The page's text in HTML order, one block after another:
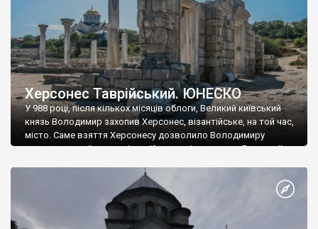
Херсонес Таврійський. ЮНЕСКО
У 988 році, після кількох місяців облоги, Великий київський
князь Володимир захопив Херсонес, візантійське, на той час,
місто. Саме взяття Херсонесу дозволило Володимиру
диктувати свої умови візантійському імператору Василю ІІ, та
Херсонесі Володимир-язичник, став Василем-християнином.
А потім було Хрещення Русі. На честь Херсонесу Таврійського